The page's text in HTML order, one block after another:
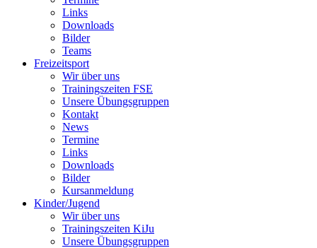
Links
Downloads
Bilder
Teams
Freizeitsport
Wir über uns
Trainingszeiten FSE
Unsere Übungsgruppen
Kontakt
News
Termine
Links
Downloads
Bilder
Kursanmeldung
Kinder/Jugend
Wir über uns
Trainingszeiten KiJu
Unsere Übungsgruppen